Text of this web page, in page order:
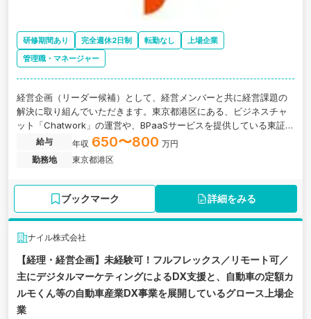
研修期間あり 完全週休2日制 転勤なし
上場企業
管理職・マネージャー
経営企画（リーダー候補）として、経営メンバーと共に経営課題の
解決に取り組んでいただきます。東京都港区にある、ビジネスチャ
ット「Chatwork」の運営や、BPaaSサービスを提供している東証グ
ロース上場企業の求人です。
給与 年収 650〜800 万円
勤務地
東京都港区
ブックマーク 詳細をみる
ナイル株式会社
【経理・経営企画】未経験可！フルフレックス／リモート可／
主にデジタルマーケティングによるDX支援と、自動車の定額カ
ルモくん等の自動車産業DX事業を展開しているグロース上場企
業